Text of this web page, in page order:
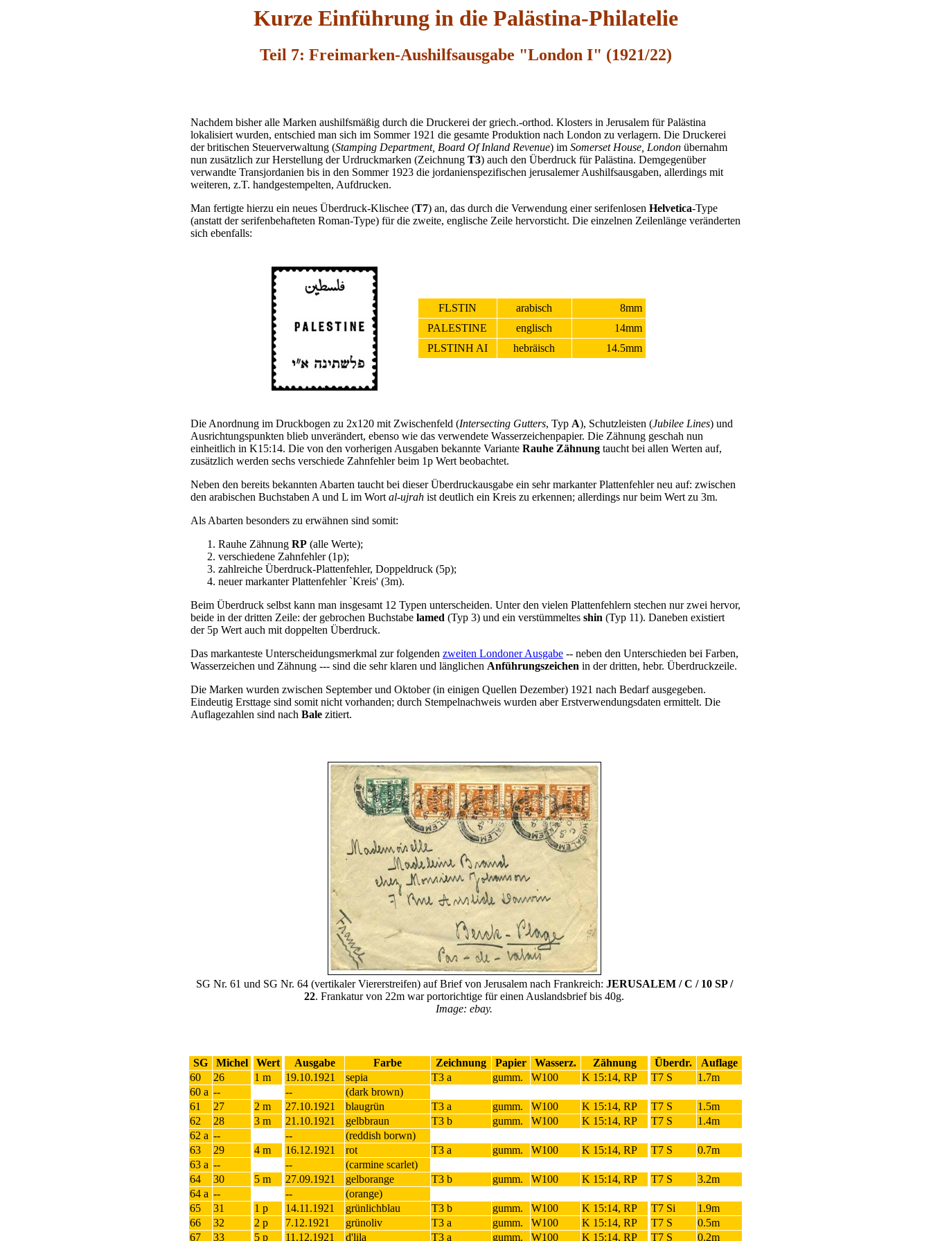
Kurze Einführung in die Palästina-Philatelie
Teil 7: Freimarken-Aushilfsausgabe "London I" (1921/22)
Nachdem bisher alle Marken aushilfsmäßig durch die Druckerei der griech.-orthod. Klosters in Jerusalem für Palästina
lokalisiert wurden, entschied man sich im Sommer 1921 die gesamte Produktion nach London zu verlagern. Die Druckerei
der britischen Steuerverwaltung (Stamping Department, Board Of Inland Revenue) im Somerset House, London übernahm
nun zusätzlich zur Herstellung der Urdruckmarken (Zeichnung T3) auch den Überdruck für Palästina. Demgegenüber
verwandte Transjordanien bis in den Sommer 1923 die jordanienspezifischen jerusalemer Aushilfsausgaben, allerdings mit
weiteren, z.T. handgestempelten, Aufdrucken.
Man fertigte hierzu ein neues Überdruck-Klischee (T7) an, das durch die Verwendung einer serifenlosen Helvetica-Type
(anstatt der serifenbehafteten Roman-Type) für die zweite, englische Zeile hervorsticht. Die einzelnen Zeilenlänge veränderten
sich ebenfalls:
FLSTIN arabisch
8mm
PALESTINE
englisch
14mm
PLSTINH AI
hebräisch 14.5mm
Die Anordnung im Druckbogen zu 2x120 mit Zwischenfeld (Intersecting Gutters, Typ A), Schutzleisten (Jubilee Lines) und
Ausrichtungspunkten blieb unverändert, ebenso wie das verwendete Wasserzeichenpapier. Die Zähnung geschah nun
einheitlich in K15:14. Die von den vorherigen Ausgaben bekannte Variante Rauhe Zähnung taucht bei allen Werten auf,
zusätzlich werden sechs verschiede Zahnfehler beim 1p Wert beobachtet.
Neben den bereits bekannten Abarten taucht bei dieser Überdruckausgabe ein sehr markanter Plattenfehler neu auf: zwischen
den arabischen Buchstaben A und L im Wort al-ujrah ist deutlich ein Kreis zu erkennen; allerdings nur beim Wert zu 3m.
Als Abarten besonders zu erwähnen sind somit:
Rauhe Zähnung RP (alle Werte);
verschiedene Zahnfehler (1p);
zahlreiche Überdruck-Plattenfehler, Doppeldruck (5p);
neuer markanter Plattenfehler `Kreis' (3m).
Beim Überdruck selbst kann man insgesamt 12 Typen unterscheiden. Unter den vielen Plattenfehlern stechen nur zwei hervor,
beide in der dritten Zeile: der gebrochen Buchstabe lamed (Typ 3) und ein verstümmeltes shin (Typ 11). Daneben existiert
der 5p Wert auch mit doppelten Überdruck.
Das markanteste Unterscheidungsmerkmal zur folgenden zweiten Londoner Ausgabe -- neben den Unterschieden bei Farben,
Wasserzeichen und Zähnung --- sind die sehr klaren und länglichen Anführungszeichen in der dritten, hebr. Überdruckzeile.
Die Marken wurden zwischen September und Oktober (in einigen Quellen Dezember) 1921 nach Bedarf ausgegeben.
Eindeutig Ersttage sind somit nicht vorhanden; durch Stempelnachweis wurden aber Erstverwendungsdaten ermittelt. Die
Auflagezahlen sind nach Bale zitiert.
SG Nr. 61 und SG Nr. 64 (vertikaler Viererstreifen) auf Brief von Jerusalem nach Frankreich: JERUSALEM / C / 10 SP /
22. Frankatur von 22m war portorichtige für einen Auslandsbrief bis 40g.
Image: ebay.
SG Michel Wert Ausgabe Farbe Zeichnung Papier Wasserz. Zähnung Überdr.
Auflage
60
26 1 m 19.10.1921 sepia T3 a gumm. W100 K 15:14, RP T7 S
1.7m
60 a -- --
(dark brown)
61
27 2 m 27.10.1921 blaugrün T3 a gumm. W100 K 15:14, RP T7 S
1.5m
62
28 3 m 21.10.1921 gelbbraun T3 b gumm. W100 K 15:14, RP T7 S
1.4m
62 a -- --
(reddish borwn)
63
29 4 m 16.12.1921 rot T3 a gumm. W100 K 15:14, RP T7 S
0.7m
63 a -- --
(carmine scarlet)
64
30 5 m 27.09.1921 gelborange T3 b gumm. W100 K 15:14, RP T7 S
3.2m
64 a -- --
(orange)
65
31 1 p 14.11.1921 grünlichblau T3 b gumm. W100 K 15:14, RP T7 Si
1.9m
66
32 2 p 7.12.1921 grünoliv T3 a gumm. W100 K 15:14, RP T7 S
0.5m
67
33 5 p 11.12.1921 d'lila T3 a gumm. W100 K 15:14, RP T7 S 0.2m